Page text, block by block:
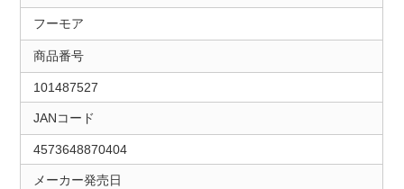
フーモア
商品番号
101487527
JANコード
4573648870404
メーカー発売日